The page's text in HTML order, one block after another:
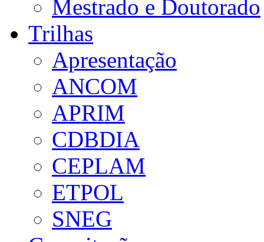
Mestrado e Doutorado
Trilhas
Apresentação
ANCOM
APRIM
CDBDIA
CEPLAM
ETPOL
SNEG